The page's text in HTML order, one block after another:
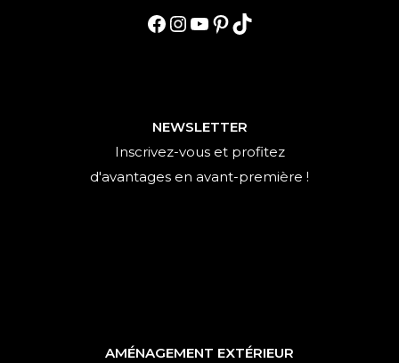
Facebook
Instagram
YouTube
Pinterest
TikTok
NEWSLETTER
Inscrivez-vous et profitez
d'avantages en avant-première !
AMÉNAGEMENT EXTÉRIEUR